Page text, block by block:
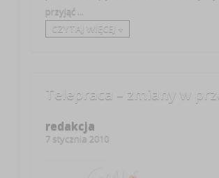
przyjąć ...
CZYTAJ WIĘCEJ +
Telepraca – zmiany w
redakcja
7 stycznia 2010